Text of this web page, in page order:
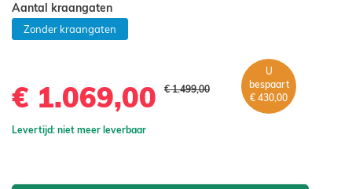
Aantal kraangaten
Zonder kraangaten
€ 1.069,00 € 1.499,00
U
bespaart
€ 430,00
Levertijd: niet meer leverbaar